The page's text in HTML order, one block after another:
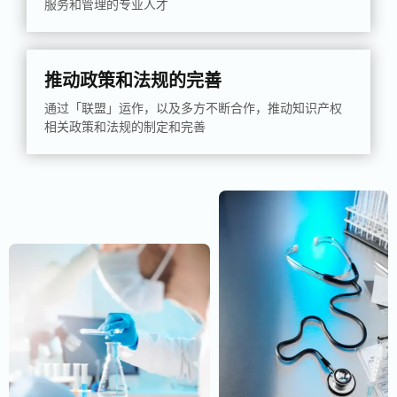
服务和管理的专业人才
推动政策和法规的完善
通过「联盟」运作，以及多方不断合作，推动知识产权
相关政策和法规的制定和完善